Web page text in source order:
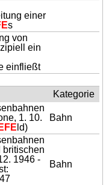
einer
s
von
ein
einfließt
Kategorie
1. 10.
EFE ld)
Bahn
britischen
1946 -
Bahn